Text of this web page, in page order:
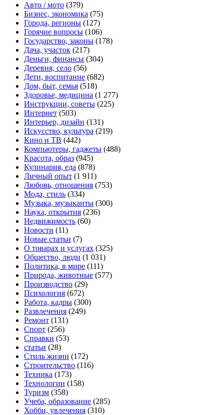
Авто / мото (379)
Бизнес, экономика (75)
Города, регионы (127)
Горячие вопросы (106)
Государство, законы (178)
Дача, участок (217)
Деньги, финансы (304)
Деревня, село (56)
Дети, воспитание (682)
Дом, быт, семья (518)
Здоровье, медицина (1 277)
Инструкции, советы (225)
Интернет (503)
Интерьер, дизайн (131)
Искусство, культура (219)
Кино и ТВ (442)
Компьютеры, гаджеты (488)
Красота, образ (945)
Кулинария, еда (878)
Личный опыт (1 911)
Любовь, отношения (753)
Мода, стиль (334)
Музыка, музыканты (300)
Наука, открытия (236)
Недвижимость (60)
Новости (11)
Новые статьи (7)
О товарах и услугах (325)
Общество, люди (1 031)
Политика, в мире (111)
Природа, животные (577)
Производство (29)
Психология (672)
Работа, кадры (300)
Развлечения (249)
Ремонт (131)
Спорт (256)
Справки (53)
статьи (28)
Стиль жизни (172)
Строительство (116)
Техника (173)
Технологии (158)
Туризм (358)
Учеба, образование (285)
Хобби, увлечения (310)